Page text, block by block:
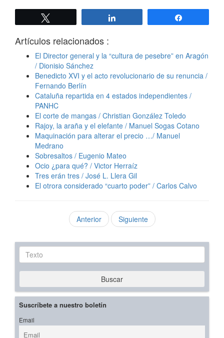
Artículos relacionados :
El Director general y la “cultura de pesebre” en Aragón
/ Dionisio Sánchez
Benedicto XVI y el acto revolucionario de su renuncia /
Fernando Berlín
Cataluña repartida en 4 estados independientes /
PANHC
El corte de mangas / Christian González Toledo
Rajoy, la araña y el elefante / Manuel Sogas Cotano
Maquinación para alterar el precio …/ Manuel
Medrano
Sobresaltos / Eugenio Mateo
Ocio ¿para qué? / Victor Herraíz
Tres erán tres / José L. Llera Gil
El otrora considerado “cuarto poder” / Carlos Calvo
Anterior Siguiente
Texto
Buscar
Suscríbete a nuestro boletín
Email